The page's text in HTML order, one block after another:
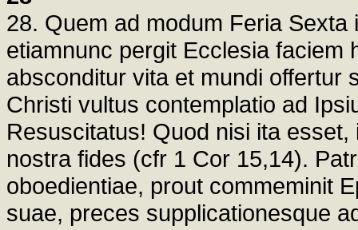
28. Quem ad modum Feria
etiamnunc pergit Ecclesia faciem
absconditur vita et mundi offertur
Christi vultus contemplatio ad
Resuscitatus! Quod nisi ita
nostra fides (cfr 1 Cor 15,14).
oboedientiae, prout commeminit
suae, preces supplicationesque